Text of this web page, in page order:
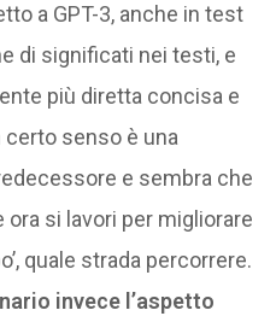
a GPT-3, anche in test
di significati nei testi, e
più diretta concisa e
certo senso è una
e sembra che
ora si lavori per migliorare
quale strada percorrere.
invece l’aspetto